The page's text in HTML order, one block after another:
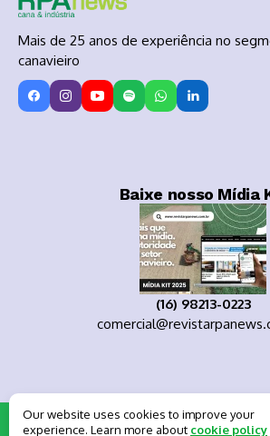
Mais de 25 anos de experiência no
canavieiro
Baixe nosso Mídia
(16) 98213-0223
Copyright 2025
Our website uses cookies to improve your
experience. Learn more about cookie policy